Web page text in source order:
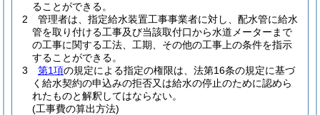
ることができる。
2
管理者は、指定給水装置工事事業者に対し、配水管に給水
管を取り付ける工事及び当該取付口から水道メーターまで
の工事に関する工法、工期、その他の工事上の条件を指示
することができる。
3
第1項の規定による指定の権限は、法第16条の規定に基づ
く給水契約の申込みの拒否又は給水の停止のために認めら
れたものと解釈してはならない。
(工事費の算出方法)